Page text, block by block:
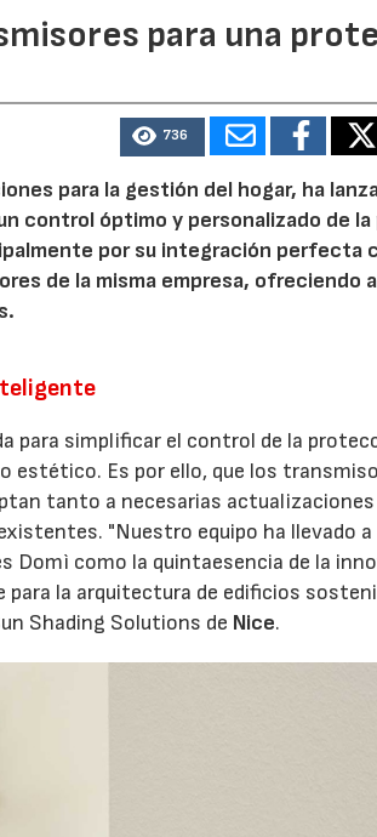
para una
736
para la gestión del hogar, ha
control óptimo y personalizado de
por su integración perfecta
de la misma empresa, ofreciendo
para simplificar el control de la
Es por ello, que los
tanto a necesarias
"Nuestro equipo ha llevado
como la quintaesencia de la
la arquitectura de edificios
Shading Solutions de Nice.